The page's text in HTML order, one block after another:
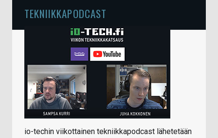
TEKNIIKKAPODCAST
io-techin viikottainen tekniikkapodcast lähetetään